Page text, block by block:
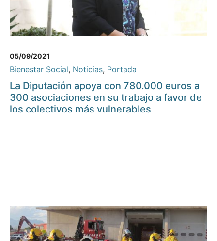
05/09/2021
Bienestar Social, Noticias, Portada
La Diputación apoya con 780.000 euros a
300 asociaciones en su trabajo a favor de
los colectivos más vulnerables